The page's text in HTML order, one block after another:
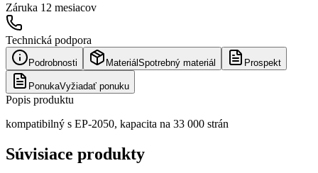
Záruka 12 mesiacov
Technická podpora
Podrobnosti Materiál Spotrebný materiál Prospekt
PonukaVyžiadať ponuku
Popis produktu
kompatibilný s EP-2050, kapacita na 33 000 strán
Súvisiace produkty